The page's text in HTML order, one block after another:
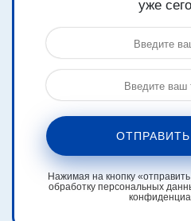
уже
Нажимая на кнопку
обработку персональных